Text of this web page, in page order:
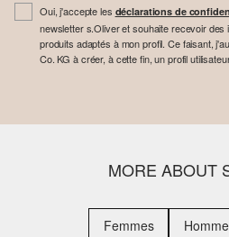
Oui, j'accepte les déclarations de
newsletter s.Oliver et souhaite recevoir
produits adaptés à mon profil. Ce faisant,
Co. KG à créer, à cette fin, un profil
MORE ABOUT
Femmes